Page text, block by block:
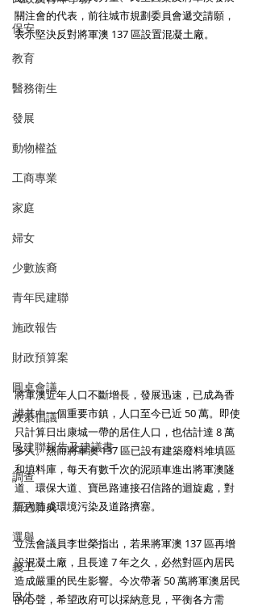
保安
教育
醫務衛生
發展
動物權益
工商專業
家庭
婦女
少數族裔
青年民建聯
施政報告
財政預算案
圓桌會議
政策倡議
民建聯報告及建議書
調查
新冠肺炎
選舉
義工
民生
關注會的代表，前往城市規劃委員會遞交請願，
表示堅決反對將軍澳 137 區設置混凝土廠。
將軍澳近年人口不斷增長，發展迅速，已成為香
港其中一個重要市鎮，人口至今已近 50 萬。即使
只計算日出康城一帶的居住人口，也估計達 8 萬
多人。然而將軍澳 137 區已設有建築廢料堆填區
和填料庫，每天有數千次的泥頭車進出將軍澳隧
道、環保大道、寶邑路連接召信路的迴旋處，對
區內造成環境污染及道路擠塞。
立法會議員李世榮指出，若果將軍澳 137 區再增
設混凝土廠，且長達 7 年之久，必然對區內居民
造成嚴重的民生影響。今次帶著 50 萬將軍澳居民
的心聲，希望政府可以採納意見，平衡各方需